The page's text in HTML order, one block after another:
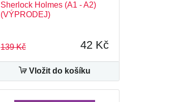
Sherlock Holmes (A1 - A2)
(VÝPRODEJ)
139 Kč 42 Kč
Vložit do košíku